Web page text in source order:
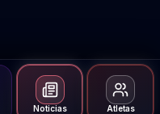
Noticias Atletas